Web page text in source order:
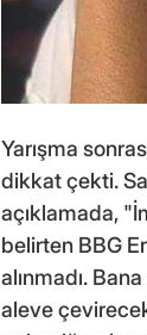
Yarışma
dikkat çekti.
açıklamada,
belirten BBG
alınmadı.
aleve